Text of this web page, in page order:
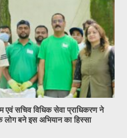
एवं सचिव विधिक सेवा प्राधिकरण ने
बने इस अभियान का हिस्सा